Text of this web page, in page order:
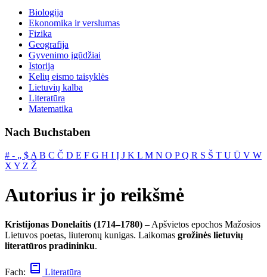
Biologija
Ekonomika ir verslumas
Fizika
Geografija
Gyvenimo įgūdžiai
Istorija
Kelių eismo taisyklės
Lietuvių kalba
Literatūra
Matematika
Nach Buchstaben
# ‐ „ $ A B C Č D E F G H I Į J K L M N O PQ R S Š T U Ū V W
X Y Z Ž
Autorius ir jo reikšmė
Kristijonas Donelaitis (1714–1780) – Apšvietos epochos Mažosios
Lietuvos poetas, liuteronų kunigas. Laikomas grožinės lietuvių
literatūros pradininku.
Fach:
Literatūra